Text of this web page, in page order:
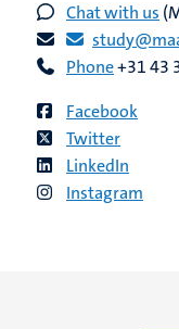
Chat with us
Phone+31 43
Facebook
Twitter
LinkedIn
Instagram